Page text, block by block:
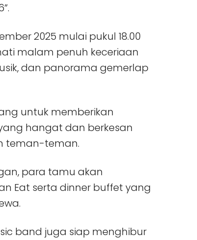
2025 mulai pukul 18.00
malam penuh keceriaan
dan panorama gemerlap
untuk memberikan
hangat dan berkesan
teman-teman.
para tamu akan
Eat serta dinner buffet yang
band juga siap menghibur